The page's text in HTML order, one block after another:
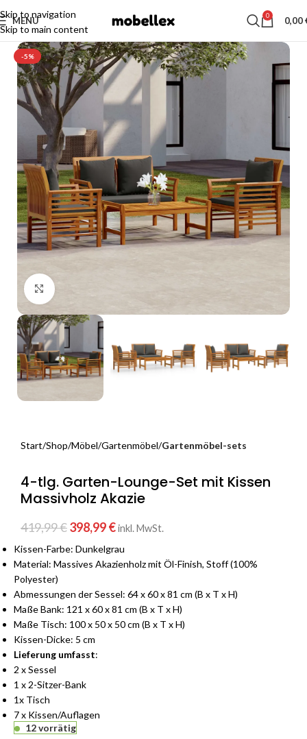
Skip to navigation
Skip to main content
MENU 0 0,00
-5%
Click to enlarge
Start Shop Möbel Gartenmöbel Gartenmöbel-sets
4-tlg. Garten-Lounge-Set mit Kissen
Massivholz Akazie
419,99€398,99€inkl. MwSt.
Kissen-Farbe: Dunkelgrau
Material: Massives Akazienholz mit Öl-Finish, Stoff (100%
Polyester)
Abmessungen der Sessel: 64 x 60 x 81 cm (B x T x H)
Maße Bank: 121 x 60 x 81 cm (B x T x H)
Maße Tisch: 100 x 50 x 50 cm (B x T x H)
Kissen-Dicke: 5 cm
Lieferung umfasst:
2 x Sessel
1 x 2-Sitzer-Bank
1x Tisch
7 x Kissen/Auflagen
12 vorrätig